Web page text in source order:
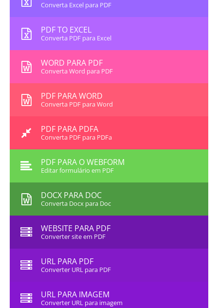
Converta Excel para PDF
PDF TO EXCEL
Converta PDF para Excel
WORD PARA PDF
Converta Word para PDF
PDF PARA WORD
Converta PDF para Word
PDF PARA PDFA
Converta PDF para PDFa
PDF PARA O WEBFORM
Editar formulário em PDF
DOCX PARA DOC
Converta Docx para Doc
WEBSITE PARA PDF
Converter site em PDF
URL PARA PDF
Converter URL para PDF
URL PARA IMAGEM
Converter URL para imagem